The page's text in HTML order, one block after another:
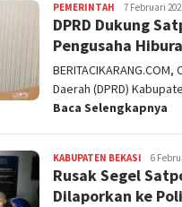
PEMERINTAH admin
7 Februari
DPRD Dukung
Pengusaha
Daerah (DPRD)
Baca Selengkapnya
KABUPATEN BEKASI admin
6
Rusak Segel
Dilaporkan ke